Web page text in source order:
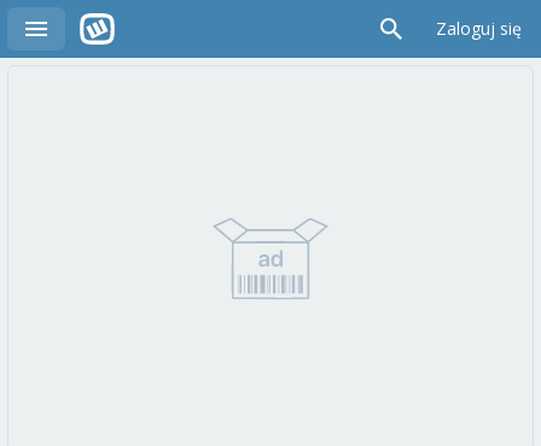
Zaloguj się